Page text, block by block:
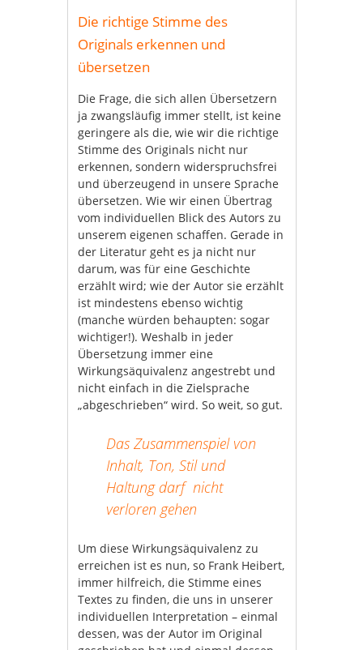
Die richtige Stimme des
Originals erkennen und
übersetzen
Die Frage, die sich allen Übersetzern
ja zwangsläufig immer stellt, ist keine
geringere als die, wie wir die richtige
Stimme des Originals nicht nur
erkennen, sondern widerspruchsfrei
und überzeugend in unsere Sprache
übersetzen. Wie wir einen Übertrag
vom individuellen Blick des Autors zu
unserem eigenen schaffen. Gerade in
der Literatur geht es ja nicht nur
darum, was für eine Geschichte
erzählt wird; wie der Autor sie erzählt
ist mindestens ebenso wichtig
(manche würden behaupten: sogar
wichtiger!). Weshalb in jeder
Übersetzung immer eine
Wirkungsäquivalenz angestrebt und
nicht einfach in die Zielsprache
„abgeschrieben“ wird. So weit, so gut.
Das Zusammenspiel von
Inhalt, Ton, Stil und
Haltung darf nicht
verloren gehen
Um diese Wirkungsäquivalenz zu
erreichen ist es nun, so Frank Heibert,
immer hilfreich, die Stimme eines
Textes zu finden, die uns in unserer
individuellen Interpretation – einmal
dessen, was der Autor im Original